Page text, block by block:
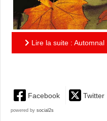
Lire la suite :
Facebook Twitter
powered by social2s